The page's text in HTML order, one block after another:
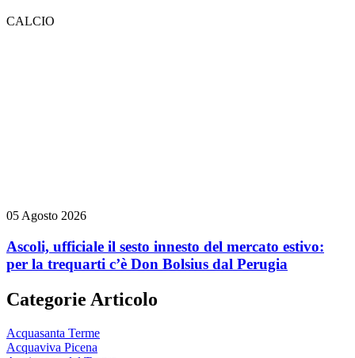
CALCIO
05 Agosto 2026
Ascoli, ufficiale il sesto innesto del mercato estivo:
per la trequarti c’è Don Bolsius dal Perugia
Categorie Articolo
Acquasanta Terme
Acquaviva Picena